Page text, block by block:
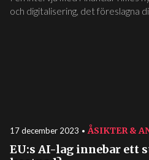
och digitalisering, det föreslagna
17 december 2023 ÅSIKTER &
EU:s AI-lag innebar ett